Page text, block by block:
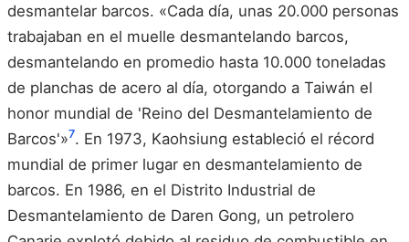
desmantelar barcos. «Cada día, unas 20.000 personas
trabajaban en el muelle desmantelando barcos,
desmantelando en promedio hasta 10.000 toneladas
de planchas de acero al día, otorgando a Taiwán el
honor mundial de 'Reino del Desmantelamiento de
Barcos'»7. En 1973, Kaohsiung estableció el récord
mundial de primer lugar en desmantelamiento de
barcos. En 1986, en el Distrito Industrial de
Desmantelamiento de Daren Gong, un petrolero